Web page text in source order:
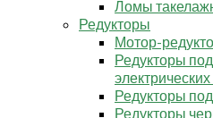
Ломы
Редукторы
Мотор-
Редукторы
Редукторы
Редукторы